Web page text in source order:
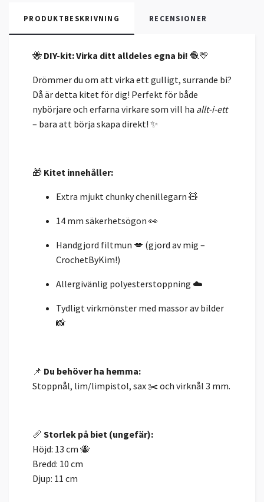
PRODUKTBESKRIVNING RECENSIONER
🐝 DIY-kit: Virka ditt alldeles egna bi! 🧶💛
Drömmer du om att virka ett gulligt, surrande bi?
Då är detta kitet för dig! Perfekt för både
nybörjare och erfarna virkare som vill ha allt-i-ett
– bara att börja skapa direkt! ✨
🎁 Kitet innehåller:
Extra mjukt chunky chenillegarn 🧸
14 mm säkerhetsögon 👀
Handgjord filtmun 💋 (gjord av mig –
CrochetByKim!)
Allergivänlig polyesterstoppning ☁️
Tydligt virkmönster med massor av bilder
📸
📌 Du behöver ha hemma:
Stoppnål, lim/limpistol, sax ✂️ och virknål 3 mm.
📏 Storlek på biet (ungefär):
Höjd: 13 cm 🐝
Bredd: 10 cm
Djup: 11 cm